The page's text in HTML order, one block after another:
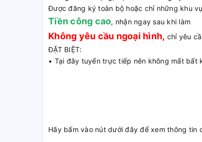
Được đăng ký toàn bộ hoặc chỉ những khu
Tiền công cao, nhận ngay sau khi làm
Không yêu cầu ngoại hình, chỉ yêu
ĐẶT BIỆT:
• Tại đây tuyển trực tiếp nên không mất
Hãy bấm vào nút dưới đây để xem thông tin